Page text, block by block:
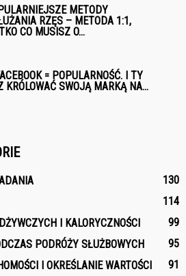
METODY
RZĘS – METODA 1:1,
CO MUSISZ O...
= POPULARNOŚĆ. I TY
KRÓLOWAĆ SWOJĄ MARKĄ NA...
130
114
I KALORYCZNOŚCI
99
PODRÓŻY SŁUŻBOWYCH
95
I OKREŚLANIE WARTOŚCI
91